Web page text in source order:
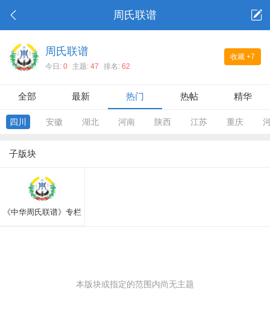
周氏联谱
收藏 +7
周氏联谱
今日: 0 主题: 47 排名: 62
全部 最新 热门 热帖 精华
四川 安徽 湖北 河南 陕西 江苏 重庆
子版块
《中华周氏联谱》专栏
本版块或指定的范围内尚无主题